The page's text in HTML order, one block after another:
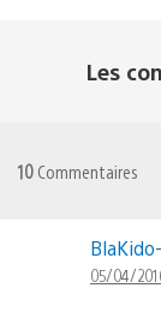
Les
10 Commentaires
05/04/